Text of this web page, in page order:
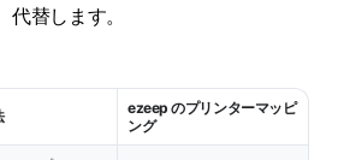
代替します。
ezeep のプリンターマッピ
ング